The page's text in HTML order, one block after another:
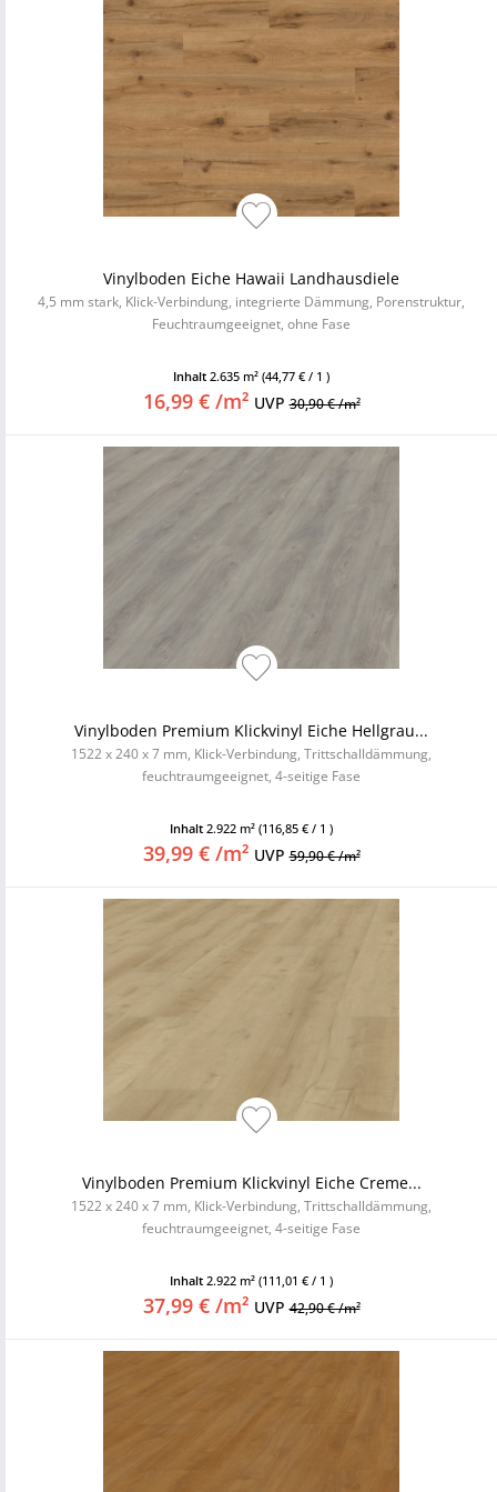
Vinylboden Eiche Hawaii Landhausdiele
4,5 mm stark, Klick-Verbindung, integrierte Dämmung, Porenstruktur,
Feuchtraumgeeignet, ohne Fase
Inhalt 2.635 m² (44,77 € / 1 )
16,99 € /m² UVP30,90 € /m²
Vinylboden Premium Klickvinyl Eiche Hellgrau...
1522 x 240 x 7 mm, Klick-Verbindung, Trittschalldämmung,
feuchtraumgeeignet, 4-seitige Fase
Inhalt 2.922 m² (116,85 € / 1 )
39,99 € /m² UVP59,90 € /m²
Vinylboden Premium Klickvinyl Eiche Creme...
1522 x 240 x 7 mm, Klick-Verbindung, Trittschalldämmung,
feuchtraumgeeignet, 4-seitige Fase
Inhalt 2.922 m² (111,01 € / 1 )
37,99 € /m² UVP42,90 € /m²